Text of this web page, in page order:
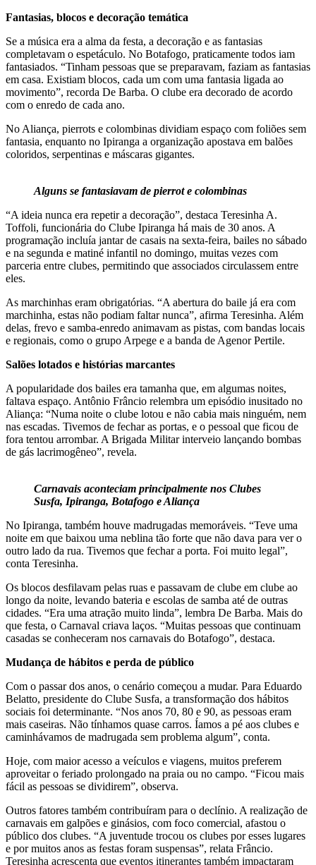
Fantasias, blocos e decoração temática
Se a música era a alma da festa, a decoração e as fantasias
completavam o espetáculo. No Botafogo, praticamente todos iam
fantasiados. “Tinham pessoas que se preparavam, faziam as fantasias
em casa. Existiam blocos, cada um com uma fantasia ligada ao
movimento”, recorda De Barba. O clube era decorado de acordo
com o enredo de cada ano.
No Aliança, pierrots e colombinas dividiam espaço com foliões sem
fantasia, enquanto no Ipiranga a organização apostava em balões
coloridos, serpentinas e máscaras gigantes.
Alguns se fantasiavam de pierrot e colombinas
“A ideia nunca era repetir a decoração”, destaca Teresinha A.
Toffoli, funcionária do Clube Ipiranga há mais de 30 anos. A
programação incluía jantar de casais na sexta-feira, bailes no sábado
e na segunda e matiné infantil no domingo, muitas vezes com
parceria entre clubes, permitindo que associados circulassem entre
eles.
As marchinhas eram obrigatórias. “A abertura do baile já era com
marchinha, estas não podiam faltar nunca”, afirma Teresinha. Além
delas, frevo e samba-enredo animavam as pistas, com bandas locais
e regionais, como o grupo Arpege e a banda de Agenor Pertile.
Salões lotados e histórias marcantes
A popularidade dos bailes era tamanha que, em algumas noites,
faltava espaço. Antônio Frâncio relembra um episódio inusitado no
Aliança: “Numa noite o clube lotou e não cabia mais ninguém, nem
nas escadas. Tivemos de fechar as portas, e o pessoal que ficou de
fora tentou arrombar. A Brigada Militar interveio lançando bombas
de gás lacrimogêneo”, revela.
Carnavais aconteciam principalmente nos Clubes
Susfa, Ipiranga, Botafogo e Aliança
No Ipiranga, também houve madrugadas memoráveis. “Teve uma
noite em que baixou uma neblina tão forte que não dava para ver o
outro lado da rua. Tivemos que fechar a porta. Foi muito legal”,
conta Teresinha.
Os blocos desfilavam pelas ruas e passavam de clube em clube ao
longo da noite, levando bateria e escolas de samba até de outras
cidades. “Era uma atração muito linda”, lembra De Barba. Mais do
que festa, o Carnaval criava laços. “Muitas pessoas que continuam
casadas se conheceram nos carnavais do Botafogo”, destaca.
Mudança de hábitos e perda de público
Com o passar dos anos, o cenário começou a mudar. Para Eduardo
Belatto, presidente do Clube Susfa, a transformação dos hábitos
sociais foi determinante. “Nos anos 70, 80 e 90, as pessoas eram
mais caseiras. Não tínhamos quase carros. Íamos a pé aos clubes e
caminhávamos de madrugada sem problema algum”, conta.
Hoje, com maior acesso a veículos e viagens, muitos preferem
aproveitar o feriado prolongado na praia ou no campo. “Ficou mais
fácil as pessoas se dividirem”, observa.
Outros fatores também contribuíram para o declínio. A realização de
carnavais em galpões e ginásios, com foco comercial, afastou o
público dos clubes. “A juventude trocou os clubes por esses lugares
e por muitos anos as festas foram suspensas”, relata Frâncio.
Teresinha acrescenta que eventos itinerantes também impactaram